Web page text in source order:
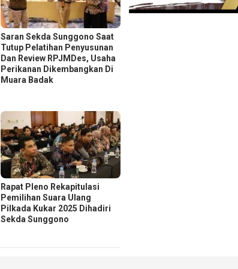
Saran Sekda Sunggono Saat
Tutup Pelatihan Penyusunan
Dan Review RPJMDes, Usaha
Perikanan Dikembangkan Di
Muara Badak
Rapat Pleno Rekapitulasi
Pemilihan Suara Ulang
Pilkada Kukar 2025 Dihadiri
Sekda Sunggono